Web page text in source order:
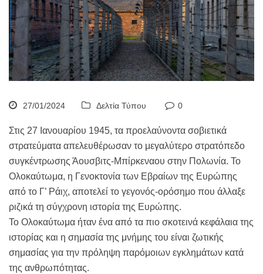
27/01/2024 Δελτία Τύπου 0
Στις 27 Ιανουαρίου 1945, τα προελαύνοντα σοβιετικά
στρατεύματα απελευθέρωσαν το μεγαλύτερο στρατόπεδο
συγκέντρωσης Άουσβιτς-Μπίρκεναου στην Πολωνία. Το
Ολοκαύτωμα, η Γενοκτονία των Εβραίων της Ευρώπης
από το Γ’ Ράιχ, αποτελεί το γεγονός-ορόσημο που άλλαξε
ριζικά τη σύγχρονη ιστορία της Ευρώπης.
Το Ολοκαύτωμα ήταν ένα από τα πιο σκοτεινά κεφάλαια της
ιστορίας και η σημασία της μνήμης του είναι ζωτικής
σημασίας για την πρόληψη παρόμοιων εγκλημάτων κατά
της ανθρωπότητας.